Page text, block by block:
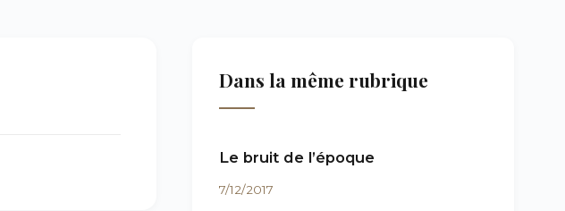
Dans la même rubrique
Le bruit de l’époque
7/12/2017